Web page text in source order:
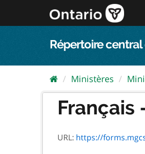
au
Répertoire central
Ministères
Français
URL: https://